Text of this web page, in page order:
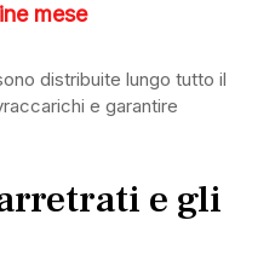
mese
distribuite lungo tutto il
e garantire
e gli